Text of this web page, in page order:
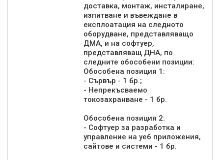
доставка, монтаж, инсталиране,
изпитване и въвеждане в
експлоатация на следното
оборудване, представляващо
ДМА, и на софтуер,
представляващ ДНА, по
следните обособени позиции:
Обособена позиция 1:
- Сървър - 1 бр.;
- Непрекъсваемо
токозахранване - 1 бр.
Обособена позиция 2:
- Софтуер за разработка и
управление на уеб приложения,
сайтове и системи - 1 бр.